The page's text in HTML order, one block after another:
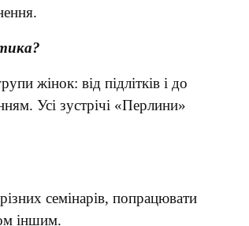
жінок: від підлітків і до
Усі зустрічі «Перлини»
семінарів, попрацювати
іншим.